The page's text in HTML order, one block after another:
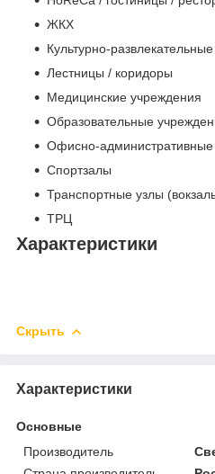
ЖКХ
Культурно-
Лестницы / коридоры
Медицинские учреждения
Образовательные
Офисно-административные
Спортзалы
Транспортные узлы
ТРЦ
Характеристики
Скрыть
Характеристики
Основные
Производитель